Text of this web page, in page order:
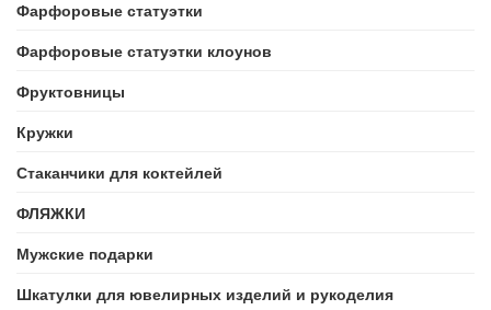
Фарфоровые статуэтки
Фарфоровые статуэтки клоунов
Фруктовницы
Кружки
Стаканчики для коктейлей
ФЛЯЖКИ
Мужские подарки
Шкатулки для ювелирных изделий и рукоделия